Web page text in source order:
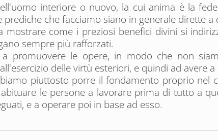
interiore o nuovo, la cui anima è la
che facciamo siano in generale dirette a
mostrare come i preziosi benefici divini si
sempre più rafforzati.
promuovere le opere, in modo che non
delle virtù esteriori, e quindi ad avere
piuttosto porre il fondamento proprio nel
le persone a lavorare prima di tutto a
e a operare poi in base ad esso.